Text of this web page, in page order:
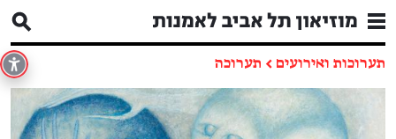
תערוכות ואירועים ← תערוכה